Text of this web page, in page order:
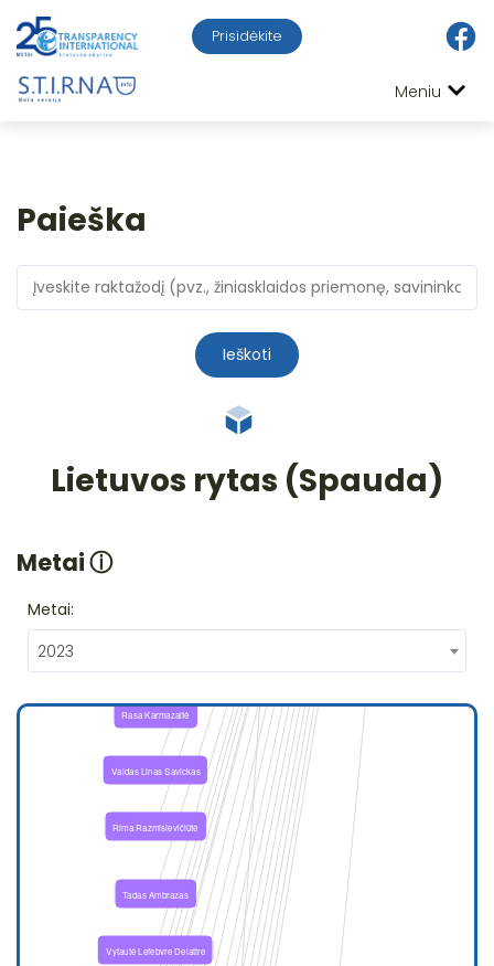
Prisidėkite
Meniu
Paieška
Ieškoti
Lietuvos rytas (Spauda)
Metaiⓘ
Metai:
2023